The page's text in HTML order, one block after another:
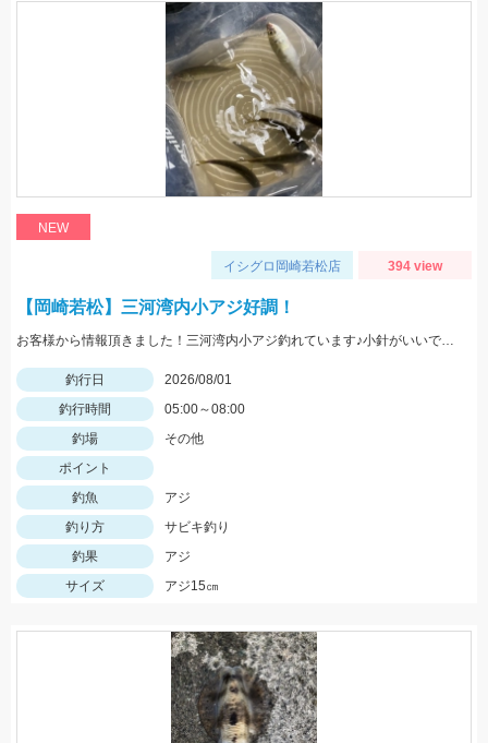
NEW
イシグロ岡崎若松店 394 view
【岡崎若松】三河湾内小アジ好調！
お客様から情報頂きました！三河湾内小アジ釣れています♪小針がいいですよ！針のサイズは3～4号がいいです！
釣行日
2026/08/01
釣行時間
05:00～08:00
釣場
その他
ポイント
釣魚
アジ
釣り方
サビキ釣り
釣果
アジ
サイズ
アジ15㎝